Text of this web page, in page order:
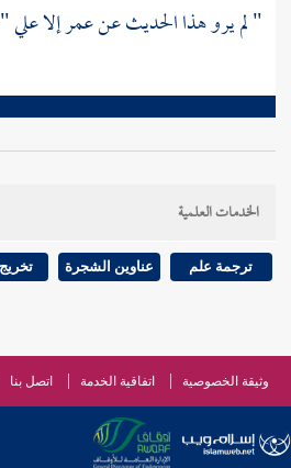
" لم يرو هذا الحديث عنعمرإلاعلي
الخدمات العلمية
ترجمة علم عناوين الشجرة
وثيقة الخصوصية اتفاقية الخدمة اتصل بنا